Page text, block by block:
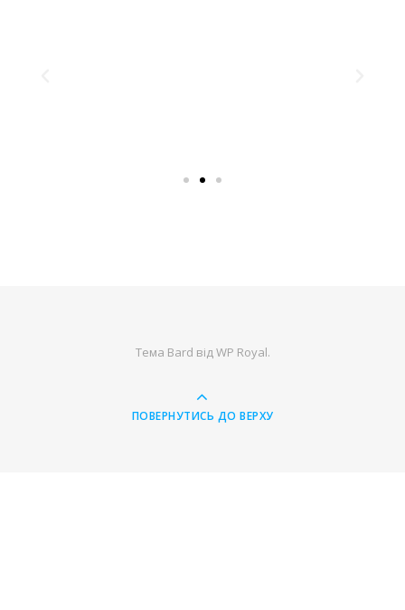
Тема Bard відWP Royal.
ПОВЕРНУТИСЬ ДО ВЕРХУ